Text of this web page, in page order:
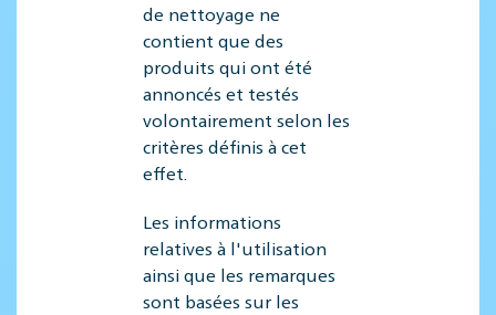
de nettoyage ne
contient que des
produits qui ont été
annoncés et testés
volontairement selon les
critères définis à cet
effet.
Les informations
relatives à l'utilisation
ainsi que les remarques
sont basées sur les